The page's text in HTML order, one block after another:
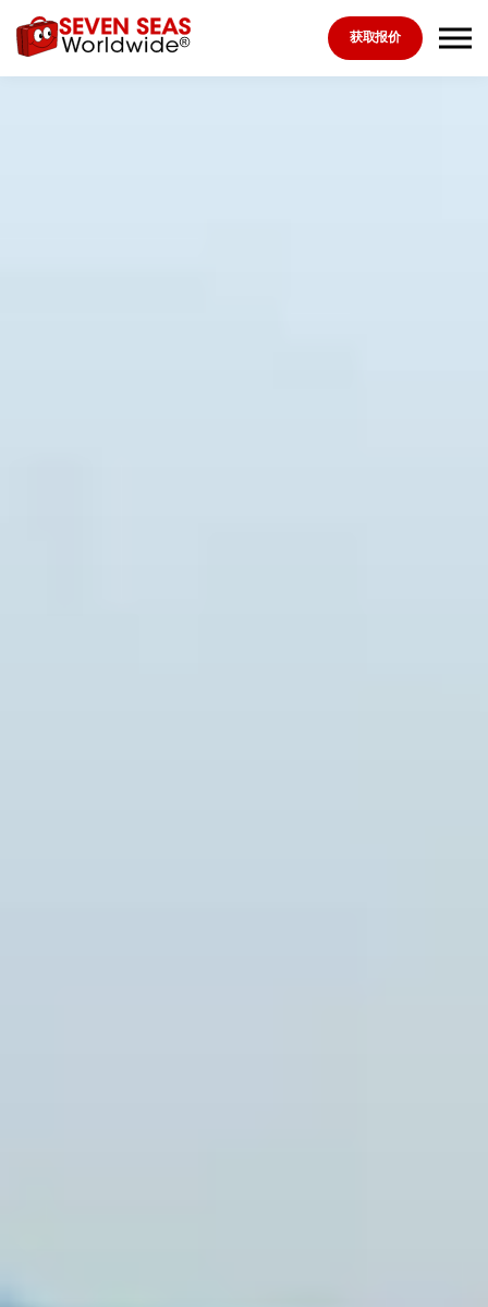
Skip to the content
获取报价